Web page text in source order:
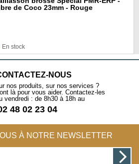
de Coco 23mm - Rouge
En stock
NOUS
nos produits, sur nos services ?
là pour vous aider. Contactez-les
vendredi : de 8h30 à 18h au
48 02 23 04
À NOTRE NEWSLETTER